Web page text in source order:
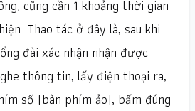
cũng cần 1 khoảng thời gian
Thao tác ở đây là, sau khi
đài xác nhận nhận được
thông tin, lấy điện thoại ra,
số (bàn phím ảo), bấm đúng